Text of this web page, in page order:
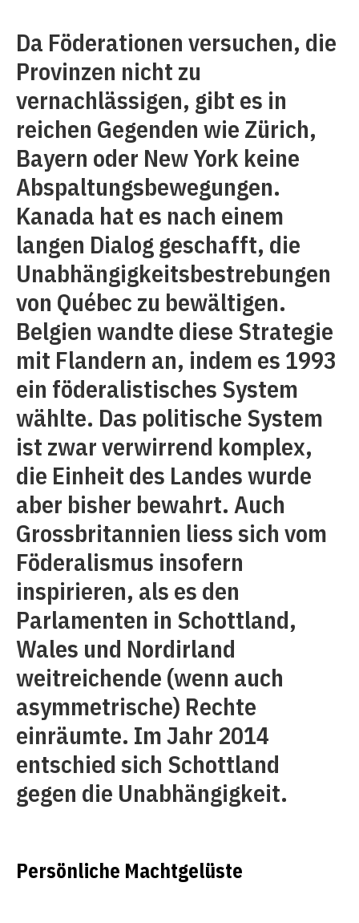
Da Föderationen versuchen, die
Provinzen nicht zu
vernachlässigen, gibt es in
reichen Gegenden wie Zürich,
Bayern oder New York keine
Abspaltungsbewegungen.
Kanada hat es nach einem
langen Dialog geschafft, die
Unabhängigkeitsbestrebungen
von Québec zu bewältigen.
Belgien wandte diese Strategie
mit Flandern an, indem es 1993
ein föderalistisches System
wählte. Das politische System
ist zwar verwirrend komplex,
die Einheit des Landes wurde
aber bisher bewahrt. Auch
Grossbritannien liess sich vom
Föderalismus insofern
inspirieren, als es den
Parlamenten in Schottland,
Wales und Nordirland
weitreichende (wenn auch
asymmetrische) Rechte
einräumte. Im Jahr 2014
entschied sich Schottland
gegen die Unabhängigkeit.
Persönliche Machtgelüste